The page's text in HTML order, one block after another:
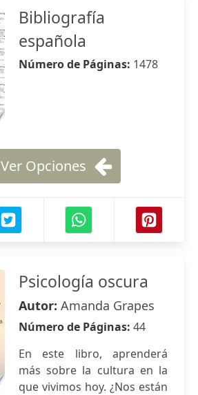
Bibliografía
española
Número de Páginas: 1478
Ver Opciones
Psicología oscura
Autor: Amanda Grapes
Número de Páginas: 44
En este libro, aprenderá
más sobre la cultura en la
que vivimos hoy. ¿Nos están